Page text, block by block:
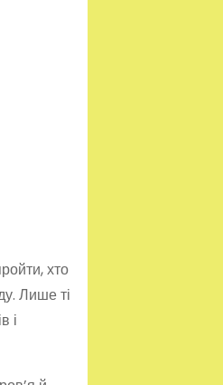
хто
Лише ті
і